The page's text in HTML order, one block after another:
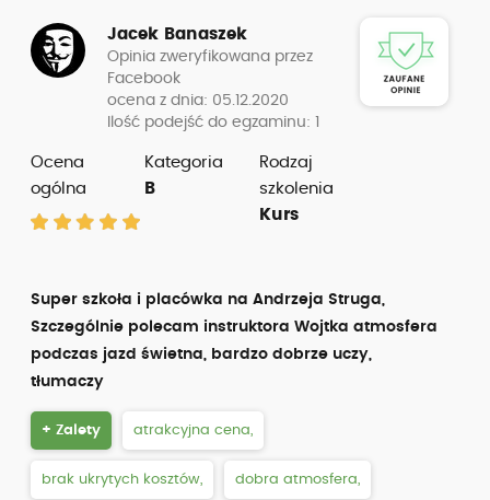
Jacek Banaszek
Opinia zweryfikowana przez
Facebook
ocena z dnia: 05.12.2020
Ilość podejść do egzaminu: 1
Ocena
ogólna
Kategoria
B
Rodzaj
szkolenia
Kurs
Super szkoła i placówka na Andrzeja Struga,
Szczególnie polecam instruktora Wojtka atmosfera
podczas jazd świetna, bardzo dobrze uczy,
tłumaczy
+ Zalety atrakcyjna cena,
brak ukrytych kosztów, dobra atmosfera,